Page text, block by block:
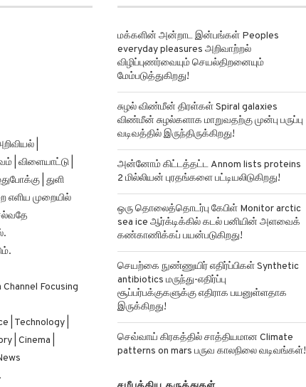
|
| விளையாட்டு |
| துளி
முறையில்
Channel Focusing
| Technology |
| Cinema |
மக்களின் அன்றாட இன்பங்கள் Peoples
everyday pleasures அறிவாற்றல்
விழிப்புணர்வையும் செயல்திறனையும்
மேம்படுத்துகிறது!
சுழல் விண்மீன் திரள்கள் Spiral galaxies
விண்மீன் சுழல்களாக மாறுவதற்கு முன்பு பருப்பு
வடிவத்தில் இருந்திருக்கிறது!
அன்னோம் கிட்டத்தட்ட Annom lists proteins
2 மில்லியன் புரதங்களை பட்டியலிடுகிறது!
ஒரு தொலைத்தொடர்பு கேபிள் Monitor arctic
sea ice ஆர்க்டிக்கில் கடல் பனியின் அளவைக்
கண்காணிக்கப் பயன்படுகிறது!
செயற்கை நுண்ணுயிர் எதிர்ப்பிகள் Synthetic
antibiotics மருந்து-எதிர்ப்பு
சூப்பர்பக்குகளுக்கு எதிராக பயனுள்ளதாக
இருக்கிறது!
செவ்வாய் கிரகத்தில் சாத்தியமான Climate
patterns on mars பருவ காலநிலை வடிவங்கள்!